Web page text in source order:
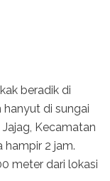
beradik di
di sungai
Kecamatan
hampir 2 jam.
meter dari lokasi